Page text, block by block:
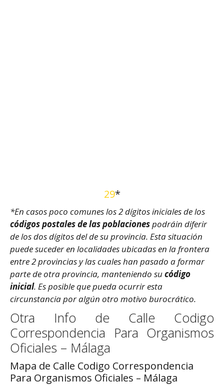
29*
*En casos poco comunes los 2 dígitos iniciales de los
códigos postales de las poblacionespodráin diferir
de los dos dígitos del de su provincia. Esta situación
puede suceder en localidades ubicadas en la frontera
entre 2 provincias y las cuales han pasado a formar
parte de otra provincia, manteniendo sucódigo
inicial. Es posible que pueda ocurrir esta
circunstancia por algún otro motivo burocrático.
Otra Info de Calle Codigo
Correspondencia Para Organismos
Oficiales – Málaga
Mapa de Calle Codigo Correspondencia
Para Organismos Oficiales – Málaga